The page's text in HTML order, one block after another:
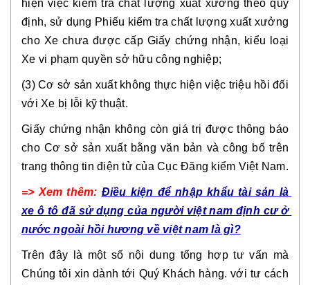
hiện việc kiểm tra chất lượng xuất xưởng theo quy
định, sử dụng Phiếu kiểm tra chất lượng xuất xưởng
cho Xe chưa được cấp Giấy chứng nhận, kiểu loại
Xe vi phạm quyền sở hữu công nghiệp;
(3) Cơ sở sản xuất không thực hiện việc triệu hồi đối
với Xe bị lỗi kỹ thuật.
Giấy chứng nhận không còn giá trị được thông báo
cho Cơ sở sản xuất bằng văn bản và công bố trên
trang thông tin điện tử của Cục Đăng kiểm Việt Nam.
=> Xem thêm: Điều kiện để nhập khẩu tài sản là
xe ô tô đã sử dụng của người việt nam định cư ở
nước ngoài hồi hương về việt nam là gì?
Trên đây là một số nội dung tổng hợp tư vấn mà
Chúng tôi xin dành tới Quý Khách hàng. với tư cách